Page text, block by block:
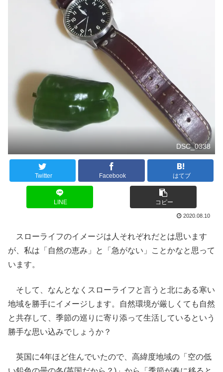
DSC_0338
Twitter Facebook はてブ
LINE コピー
2020.08.10
スローライフのイメージは人それぞれだとは思います
が、私は「自然の恵み」と「急がない」ことかなと思って
います。
そして、なんとなくスローライフと言うと北にある寒い
地域を勝手にイメージします。自然環境が厳しくても自然
と共存して、季節の巡りに寄り添って生活しているという
勝手な思い込みでしょうか？
英国に4年ほど住んでいたので、高緯度地域の「空の低